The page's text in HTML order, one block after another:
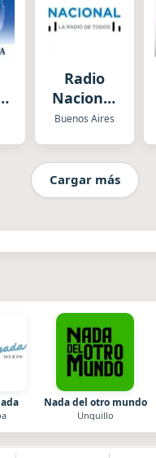
Radio
Nacional
Folklórica
Buenos Aires
Cargar más
Nada del otro mundo
Unquillo